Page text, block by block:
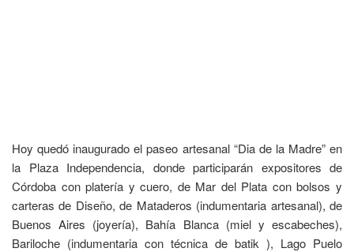
Hoy quedó inaugurado el paseo artesanal “Dia de la Madre” en
la Plaza Independencia, donde participarán expositores de
Córdoba con platería y cuero, de Mar del Plata con bolsos y
carteras de Diseño, de Mataderos (indumentaria artesanal), de
Buenos Aires (joyería), Bahía Blanca (miel y escabeches),
Bariloche (indumentaria con técnica de batik ), Lago Puelo